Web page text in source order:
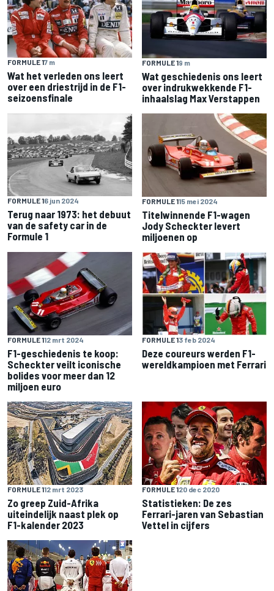
FORMULE 17 m
Wat het verleden ons leert
over een driestrijd in de F1-
seizoensfinale
FORMULE 19 m
Wat geschiedenis ons leert
over indrukwekkende F1-
inhaalslag Max Verstappen
FORMULE 16 jun 2024
Terug naar 1973: het debuut
van de safety car in de
Formule 1
FORMULE 115 mei 2024
Titelwinnende F1-wagen
Jody Scheckter levert
miljoenen op
FORMULE 112 mrt 2024
F1-geschiedenis te koop:
Scheckter veilt iconische
bolides voor meer dan 12
miljoen euro
FORMULE 13 feb 2024
Deze coureurs werden F1-
wereldkampioen met Ferrari
FORMULE 112 mrt 2023
Zo greep Zuid-Afrika
uiteindelijk naast plek op
F1-kalender 2023
FORMULE 120 dec 2020
Statistieken: De zes
Ferrari-jaren van Sebastian
Vettel in cijfers